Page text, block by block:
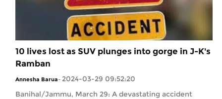
10 lives lost as SUV plunges into gorge in J-K's
Ramban
Annesha Barua- 2024-03-29 09:52:20
Banihal/Jammu, March 29: A devastating accident